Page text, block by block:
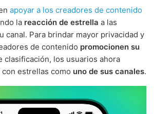
apoyar a los creadores de contenido
la reacción de estrella a las
canal. Para brindar mayor privacidad y
de contenido promocionen su
clasificación, los usuarios ahora
estrellas como uno de sus canales.